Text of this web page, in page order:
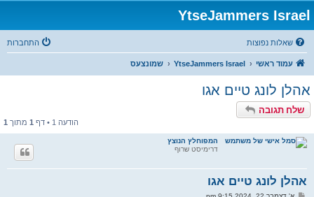
YtseJammers Israel
שאלות נפוצות התחברות
עמוד ראשי YtseJammers Israel שמונצעס
אהלן לונג טיים אגו
שלח תגובה
הודעה 1 • דף 1 מתוך 1
המפוחלץ הנוצץ
דרימיסט שרוף
אהלן לונג טיים אגו
ש